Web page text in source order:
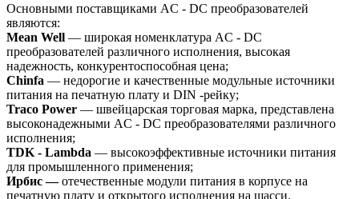
Основными поставщиками AC - DC преобразователей
являются:
Mean Well — широкая номенклатура AC - DC
преобразователей различного исполнения, высокая
надежность, конкурентоспособная цена;
Chinfa — недорогие и качественные модульные источники
питания на печатную плату и DIN -рейку;
Traco Power — швейцарская торговая марка, представлена
высоконадежными AC - DC преобразователями различного
исполнения;
TDK - Lambda — высокоэффективные источники питания
для промышленного применения;
Ирбис —отечественные модули питания в корпусе на
печатную плату и открытого исполнения на шасси.